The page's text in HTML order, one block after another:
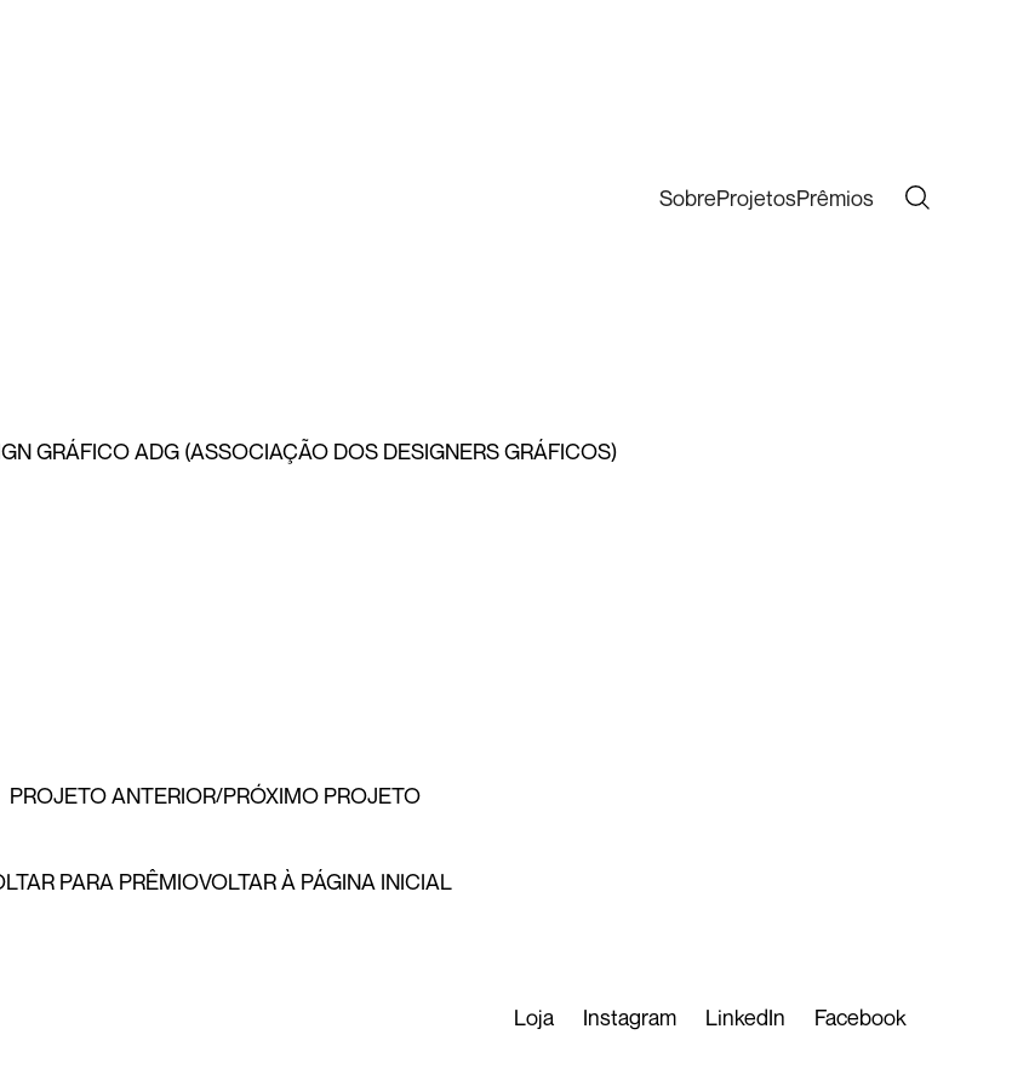
SobreProjetosPrêmios
GRÁFICO ADG (ASSOCIAÇÃO DOS DESIGNERS GRÁFICOS)
PROJETO ANTERIOR PRÓXIMO PROJETO
PARA PRÊMIOVOLTAR À PÁGINA INICIAL
Loja Instagram LinkedIn Facebook